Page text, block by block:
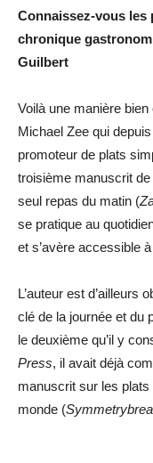
Connaissez-vous les
chronique
Guilbert
Voilà une manière bien
Michael Zee qui
promoteur de plats
troisième manuscrit de
seul repas du matin (
se pratique au
et s’avère accessible
L’auteur est d’ailleurs
clé de la journée et du
le deuxième qu’il y
Press, il avait déjà
manuscrit sur les
monde (